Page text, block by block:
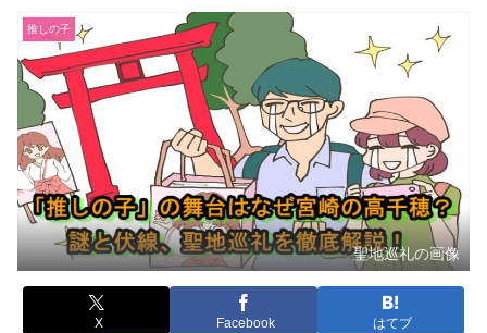
推しの子
聖地巡礼の画像
X Facebook はてブ